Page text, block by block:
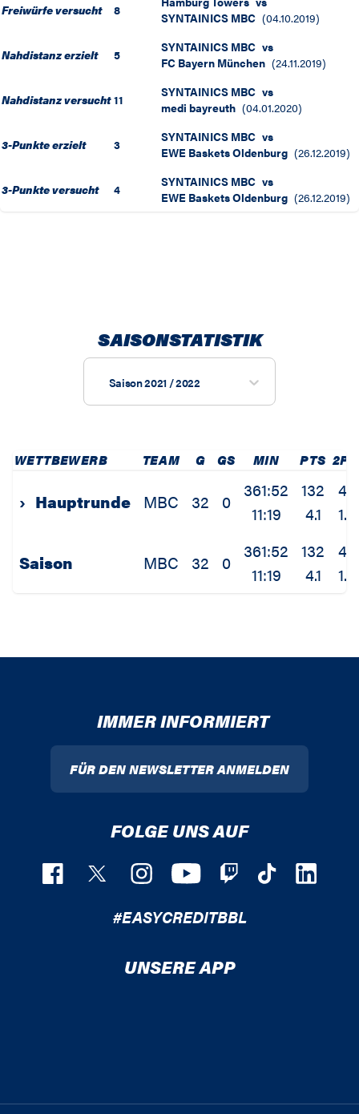
Freiwürfe versucht 8
SYNTAINICS MBC (04.10.2019)
Nahdistanz erzielt 5 SYNTAINICS MBC vs
FC Bayern München (24.11.2019)
Nahdistanz versucht 11 SYNTAINICS MBC vs
medi bayreuth (04.01.2020)
3-Punkte erzielt 3 SYNTAINICS MBC vs
EWE Baskets Oldenburg (26.12.2019)
3-Punkte versucht 4 SYNTAINICS MBC vs
EWE Baskets Oldenburg (26.12.2019)
SAISONSTATISTIK
Saison 2021 / 2022
WETTBEWERB TEAM G GS MIN PTS
› Hauptrunde MBC 32 0
361:52
11:19
132
4.1
44
1.4
Saison MBC 32 0
361:52
11:19
132
4.1
44
1.4
IMMER INFORMIERT
FÜR DEN NEWSLETTER ANMELDEN
FOLGE UNS AUF
#EASYCREDITBBL
UNSERE APP